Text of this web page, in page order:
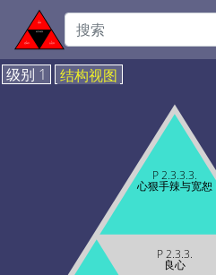
级别 1 结构视图
P 2.3.3.
良心
P 2.3.3.3.
心狠手辣与宽恕